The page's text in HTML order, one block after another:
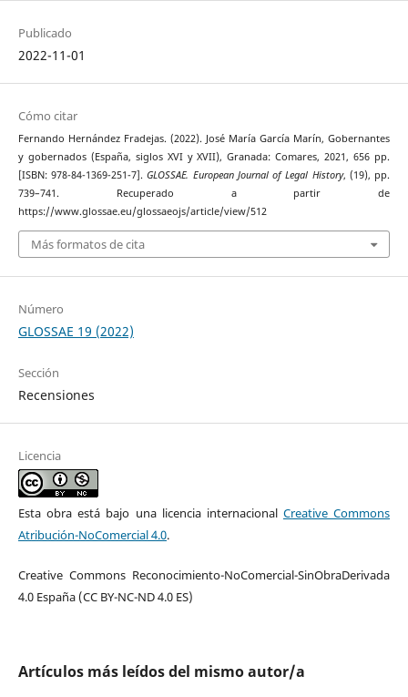
Publicado
2022-11-01
Cómo citar
Fernando Hernández Fradejas. (2022). José María García Marín, Gobernantes
y gobernados (España, siglos XVI y XVII), Granada: Comares, 2021, 656 pp.
[ISBN: 978-84-1369-251-7].GLOSSAE. European Journal of Legal History, (19), pp.
739–741. Recuperado a partir de
https://www.glossae.eu/glossaeojs/article/view/512
Más formatos de cita
Número
GLOSSAE 19 (2022)
Sección
Recensiones
Licencia
Esta obra está bajo una licencia internacional Creative Commons
Atribución-NoComercial 4.0.
Creative Commons Reconocimiento-NoComercial-SinObraDerivada
4.0 España (CC BY-NC-ND 4.0 ES)
Artículos más leídos del mismo autor/a